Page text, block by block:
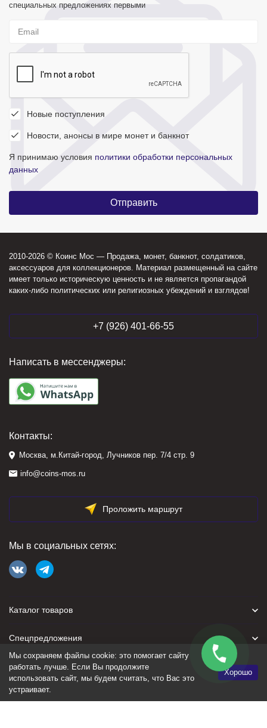
специальных предложениях первыми
Новые поступления
Новости, анонсы в мире монет и банкнот
Я принимаю условия политики обработки персональных
данных
2010-2026 © Коинс Мос — Продажа, монет, банкнот, солдатиков,
аксессуаров для коллекционеров. Материал размещенный на сайте
имеет только историческую ценность и не является пропагандой
каких-либо политических или религиозных убеждений и взглядов!
+7 (926) 401-66-55
Написать в мессенджеры:
Контакты:
Москва, м.Китай-город, Лучников пер. 7/4 стр. 9
info@coins-mos.ru
Проложить маршрут
Мы в социальных сетях:
Каталог товаров
Спецпредложения
Для покупателя
Политика персональных данных
Мы сохраняем файлы cookie: это помогает сайту
работать лучше. Если Вы продолжите
использовать сайт, мы будем считать, что Вас это
устраивает.
Хорошо